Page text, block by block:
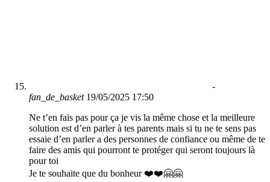
-
fan_de_basket 19/05/2025 17:50
Ne t’en fais pas pour ça je vis la même chose et la meilleure
solution est d’en parler à tes parents mais si tu ne te sens pas
essaie d’en parler a des personnes de confiance ou même de te
faire des amis qui pourront te protéger qui seront toujours là
pour toi
Je te souhaite que du bonheur ❤️❤️🤗🤗